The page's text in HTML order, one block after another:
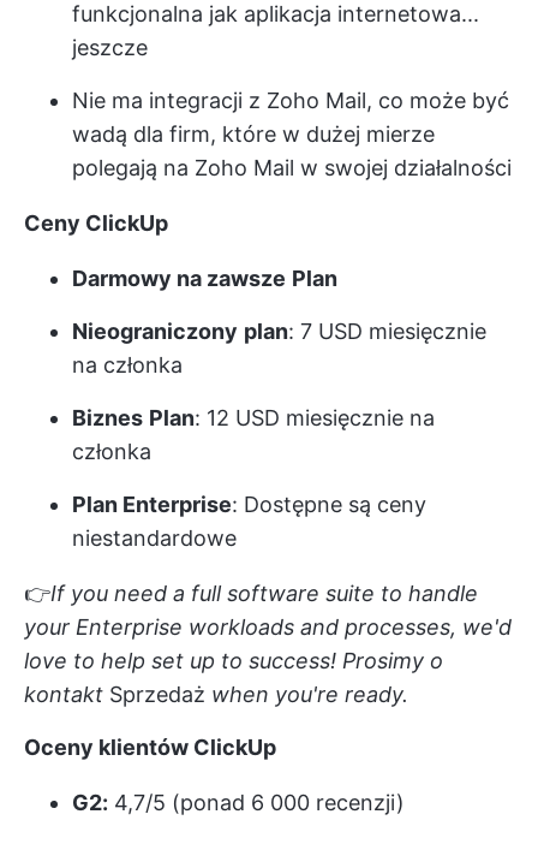
funkcjonalna jak aplikacja internetowa...
jeszcze
Nie ma integracji z Zoho Mail, co może być
wadą dla firm, które w dużej mierze
polegają na Zoho Mail w swojej działalności
Ceny ClickUp
Darmowy na zawsze Plan
Nieograniczony plan: 7 USD miesięcznie
na członka
Biznes Plan: 12 USD miesięcznie na
członka
Plan Enterprise: Dostępne są ceny
niestandardowe
👉If you need a full software suite to handle
your Enterprise workloads and processes, we'd
love to help set up to success! Prosimy o
kontakt Sprzedaż when you're ready.
Oceny klientów ClickUp
G2: 4,7/5 (ponad 6 000 recenzji)